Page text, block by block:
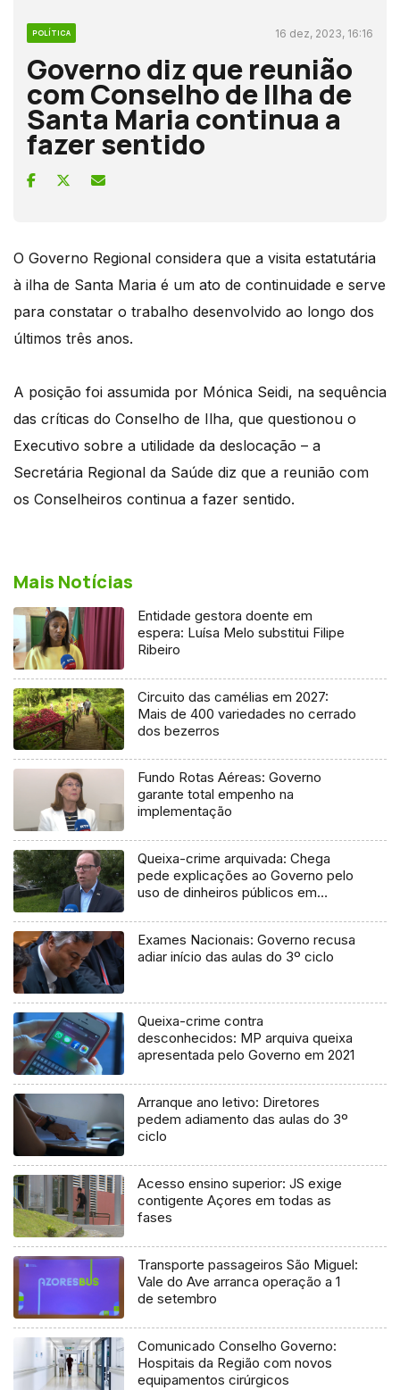
POLÍTICA 16 dez, 2023, 16:16
Governo diz que reunião
com Conselho de Ilha de
Santa Maria continua a
fazer sentido
O Governo Regional considera que a visita estatutária
à ilha de Santa Maria é um ato de continuidade e serve
para constatar o trabalho desenvolvido ao longo dos
últimos três anos.
A posição foi assumida por Mónica Seidi, na sequência
das críticas do Conselho de Ilha, que questionou o
Executivo sobre a utilidade da deslocação – a
Secretária Regional da Saúde diz que a reunião com
os Conselheiros continua a fazer sentido.
Mais Notícias
Entidade gestora doente em
espera: Luísa Melo substitui Filipe
Ribeiro
Circuito das camélias em 2027:
Mais de 400 variedades no cerrado
dos bezerros
Fundo Rotas Aéreas: Governo
garante total empenho na
implementação
Queixa-crime arquivada: Chega
pede explicações ao Governo pelo
uso de dinheiros públicos em
Exames Nacionais: Governo recusa
adiar início das aulas do 3º ciclo
Queixa-crime contra
desconhecidos: MP arquiva queixa
apresentada pelo Governo em 2021
Arranque ano letivo: Diretores
pedem adiamento das aulas do 3º
ciclo
Acesso ensino superior: JS exige
contigente Açores em todas as
fases
Transporte passageiros São Miguel:
Vale do Ave arranca operação a 1
de setembro
Comunicado Conselho Governo:
Hospitais da Região com novos
equipamentos cirúrgicos